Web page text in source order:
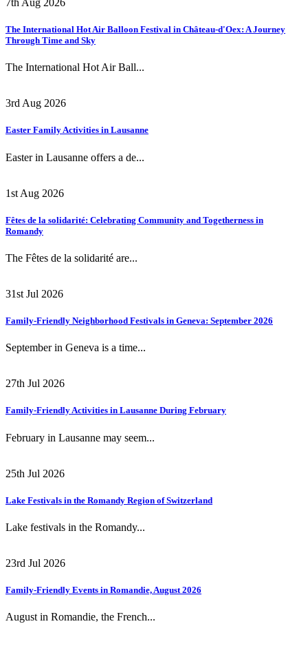
The International Hot Air Balloon Festival in Château-d'Oex: A Journey
Through Time and Sky
The International Hot Air Ball...
3rd Aug 2026
Easter Family Activities in Lausanne
Easter in Lausanne offers a de...
1st Aug 2026
Fêtes de la solidarité: Celebrating Community and Togetherness in
Romandy
The Fêtes de la solidarité are...
31st Jul 2026
Family-Friendly Neighborhood Festivals in Geneva: September 2026
September in Geneva is a time...
27th Jul 2026
Family-Friendly Activities in Lausanne During February
February in Lausanne may seem...
25th Jul 2026
Lake Festivals in the Romandy Region of Switzerland
Lake festivals in the Romandy...
23rd Jul 2026
Family-Friendly Events in Romandie, August 2026
August in Romandie, the French...